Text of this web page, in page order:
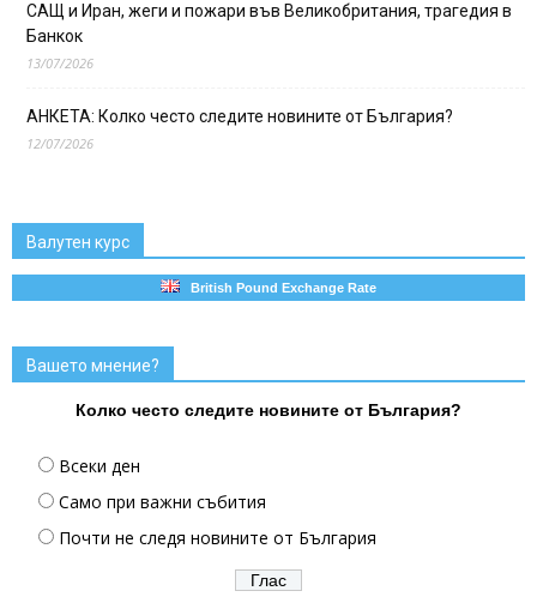
САЩ и Иран, жеги и пожари във Великобритания, трагедия в
Банкок
13/07/2026
АНКЕТА: Колко често следите новините от България?
12/07/2026
Валутен курс
British Pound Exchange Rate
Вашето мнение?
Колко често следите новините от България?
Всеки ден
Само при важни събития
Почти не следя новините от България